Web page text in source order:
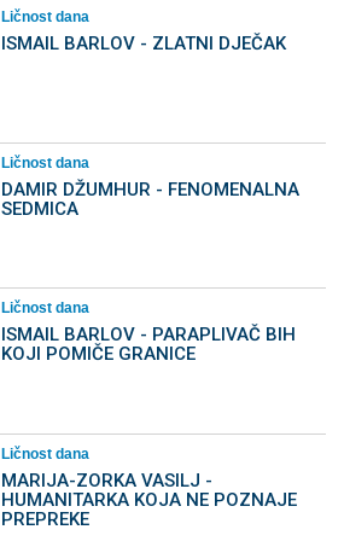
Ličnost dana
ISMAIL BARLOV - ZLATNI DJEČAK
Ličnost dana
DAMIR DŽUMHUR - FENOMENALNA
SEDMICA
Ličnost dana
ISMAIL BARLOV - PARAPLIVAČ BIH
KOJI POMIČE GRANICE
Ličnost dana
MARIJA-ZORKA VASILJ -
HUMANITARKA KOJA NE POZNAJE
PREPREKE